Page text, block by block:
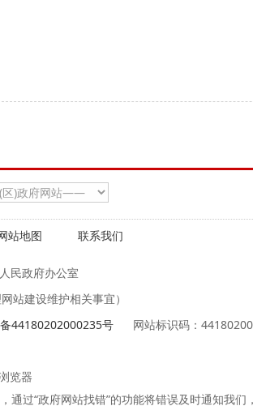
站地图 联系我们
民政府办公室
站建设维护相关事宜）
44180202000235号
网站标识码：
览器
过“政府网站找错”的功能将错误及时通知我们